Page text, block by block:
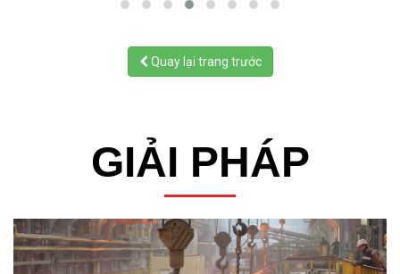
Quay lại trang trước
GIẢI PHÁP